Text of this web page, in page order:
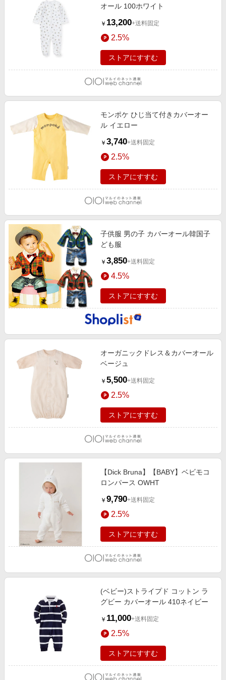
オール 100ホワイト
￥ 13,200+送料固定
2.5%
ストアにすすむ
モンポケ ひじ当て付きカバーオー
ル イエロー
￥ 3,740+送料固定
2.5%
ストアにすすむ
子供服 男の子 カバーオール韓国子
ども服
￥ 3,850+送料固定
4.5%
ストアにすすむ
オーガニックドレス＆カバーオール
ベージュ
￥ 5,500+送料固定
2.5%
ストアにすすむ
【Dick Bruna】【BABY】ベビモコ
ロンパース OWHT
￥ 9,790+送料固定
2.5%
ストアにすすむ
(ベビー)ストライプド コットン ラ
グビー カバーオール 410ネイビー
￥ 11,000+送料固定
2.5%
ストアにすすむ